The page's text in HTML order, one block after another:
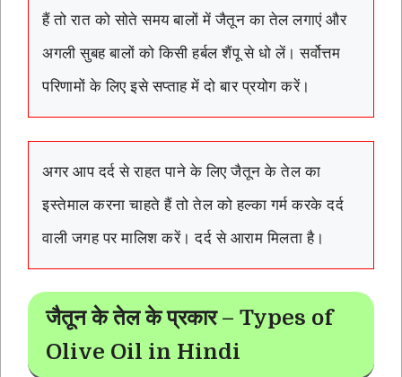
हैं तो रात को सोते समय बालों में जैतून का तेल लगाएं और
अगली सुबह बालों को किसी हर्बल शैंपू से धो लें। सर्वोत्तम
परिणामों के लिए इसे सप्ताह में दो बार प्रयोग करें।
अगर आप दर्द से राहत पाने के लिए जैतून के तेल का
इस्तेमाल करना चाहते हैं तो तेल को हल्का गर्म करके दर्द
वाली जगह पर मालिश करें। दर्द से आराम मिलता है।
जैतून के तेल के प्रकार – Types of
Olive Oil in Hindi